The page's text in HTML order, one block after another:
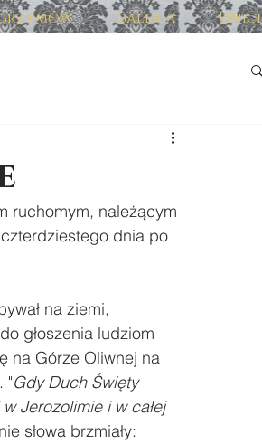
Galeria Unici
ruchomym, należącym
dnia po
na ziemi,
głoszenia ludziom
na Górze Oliwnej na
"Gdy Duch Święty
Jerozolimie i w całej
słowa brzmiały: